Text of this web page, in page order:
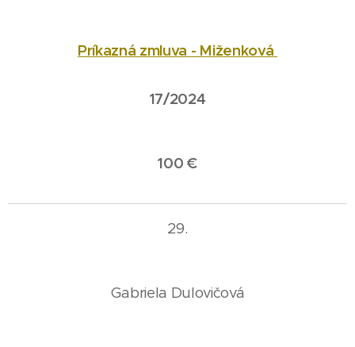
Príkazná zmluva - Miženková
17/2024
100 €
29.
Gabriela Dulovičová